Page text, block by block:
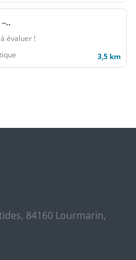
–..
évaluer !
3,5 km
84160 Lourmarin,